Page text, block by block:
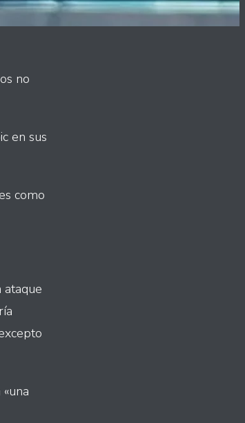
no
en sus
como
ataque